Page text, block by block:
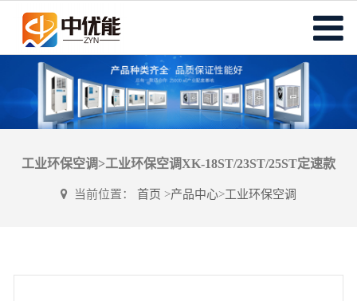
工业环保空调>工业环保空调XK-18ST/23ST/25ST定速款
当前位置： 首页 >产品中心>工业环保空调